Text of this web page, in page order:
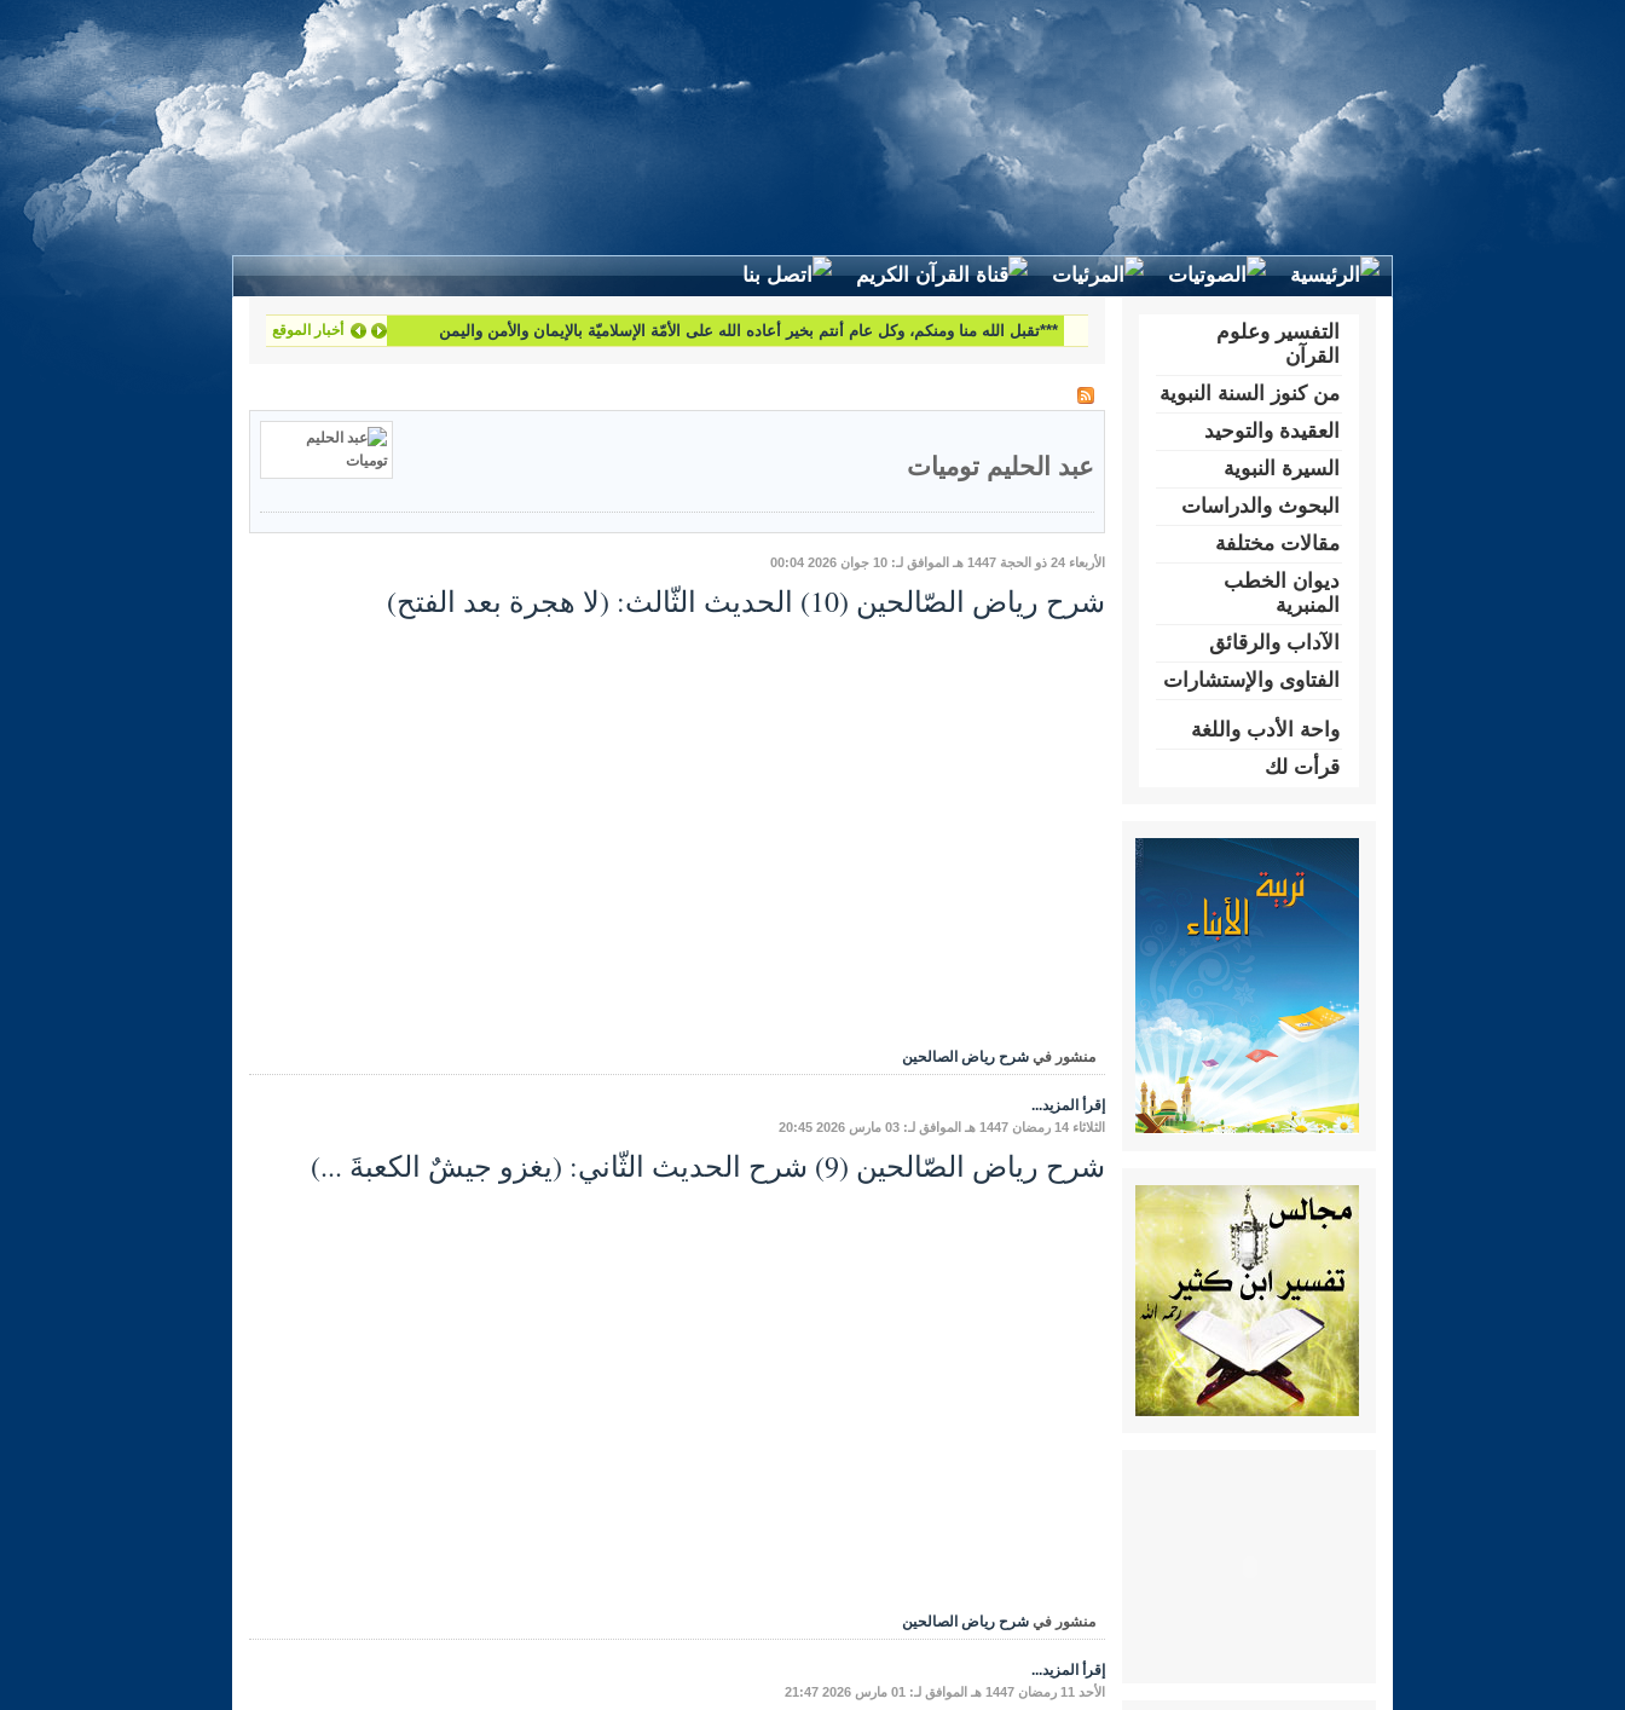
أخبار الموقع
لطرح استفساراتكم وأسئلتكم واقتراحاتكم اتّصلوا بنا على البريد التّالي:
عبد الحليم توميات
الأربعاء 24 ذو الحجة 1447 هـ الموافق لـ: 10 جوان 2026 00:04
شرح رياض الصّالحين (10) الحديث الثّالث: (لا هجرة بعد الفتح)
منشور في شرح رياض الصالحين
إقرأ المزيد...
الثلاثاء 14 رمضان 1447 هـ الموافق لـ: 03 مارس 2026 20:45
شرح رياض الصّالحين (9) شرح الحديث الثّاني: (يغزو جيشٌ الكعبةَ ...)
منشور في شرح رياض الصالحين
إقرأ المزيد...
الأحد 11 رمضان 1447 هـ الموافق لـ: 01 مارس 2026 21:47
التفسير وعلوم
القرآن
من كنوز السنة النبوية
العقيدة والتوحيد
السيرة النبوية
البحوث والدراسات
مقالات مختلفة
ديوان الخطب
المنبرية
الآداب والرقائق
الفتاوى والإستشارات
واحة الأدب واللغة
قرأت لك